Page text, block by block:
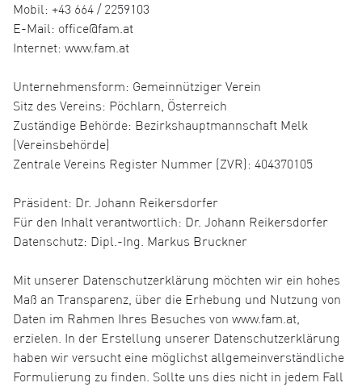
Mobil: +43 664 / 2259103
E-Mail: office@fam.at
Internet: www.fam.at
Unternehmensform: Gemeinnütziger Verein
Sitz des Vereins: Pöchlarn, Österreich
Zuständige Behörde: Bezirkshauptmannschaft Melk
(Vereinsbehörde)
Zentrale Vereins Register Nummer (ZVR): 404370105
Präsident: Dr. Johann Reikersdorfer
Für den Inhalt verantwortlich: Dr. Johann Reikersdorfer
Datenschutz: Dipl.-Ing. Markus Bruckner
Mit unserer Datenschutzerklärung möchten wir ein hohes
Maß an Transparenz, über die Erhebung und Nutzung von
Daten im Rahmen Ihres Besuches von www.fam.at,
erzielen. In der Erstellung unserer Datenschutzerklärung
haben wir versucht eine möglichst allgemeinverständliche
Formulierung zu finden. Sollte uns dies nicht in jedem Fall